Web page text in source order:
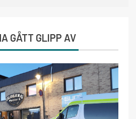
GÅTT GLIPP AV